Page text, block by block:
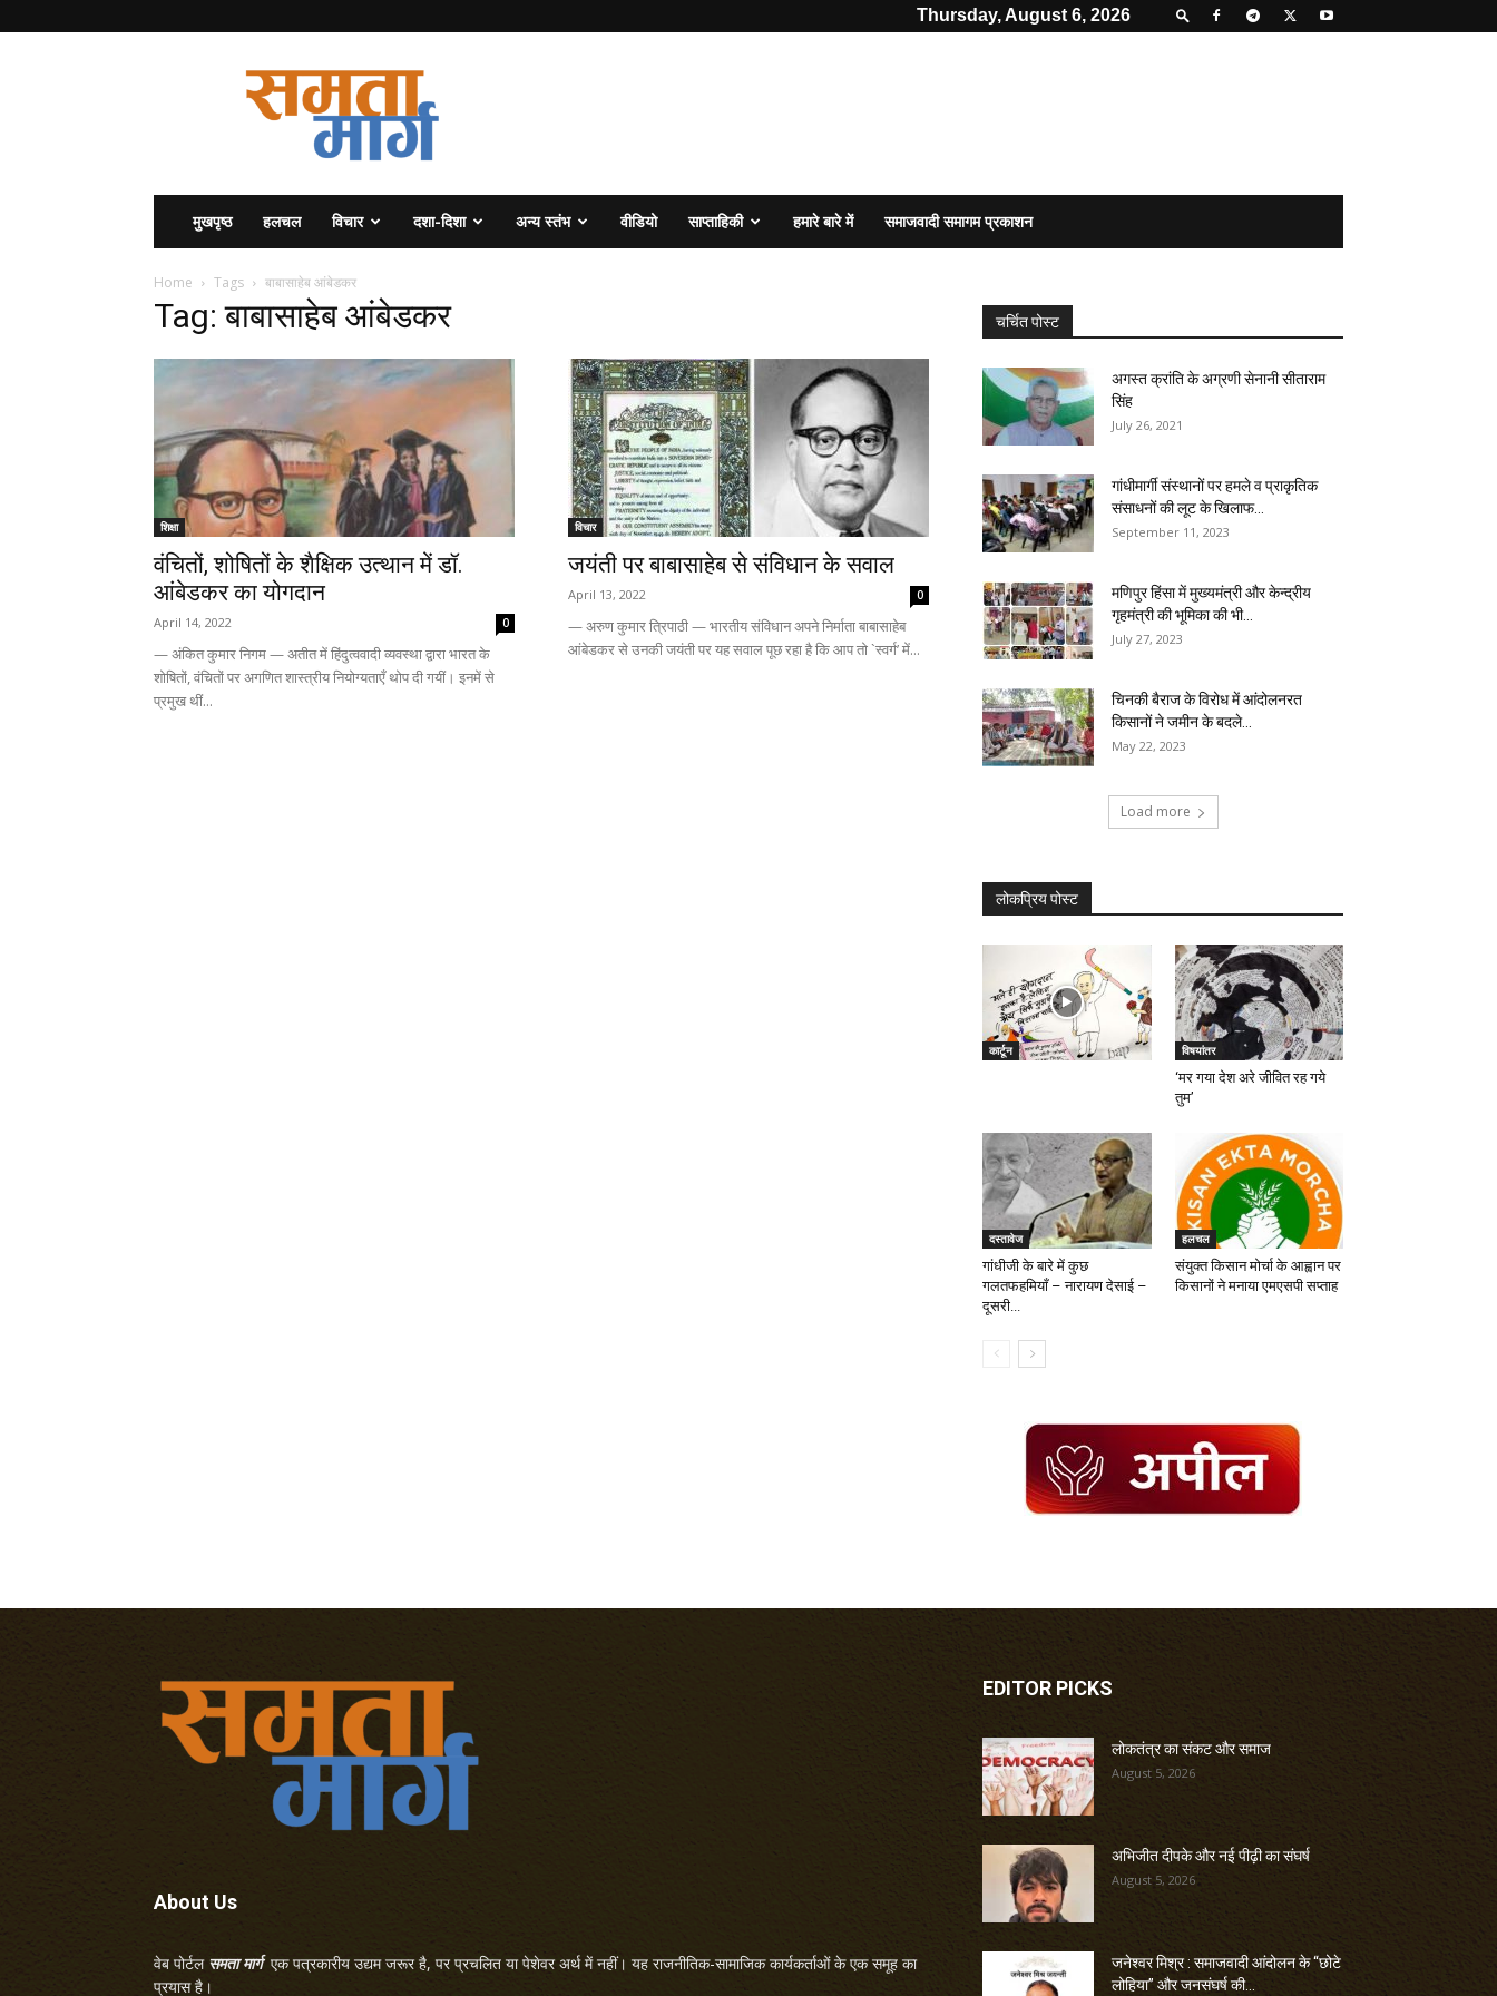
Thursday, August 6, 2026
मुखपृष्ठ हलचल विचार दशा-दिशा अन्य स्तंभ वीडियो साप्ताहिकी हमारे बारे में समाजवादी समागम प्रकाशन
Home Tags बाबासाहेब आंबेडकर
Tag: बाबासाहेब आंबेडकर
शिक्षा
वंचितों, शोषितों के शैक्षिक उत्थान में डॉ.
आंबेडकर का योगदान
April 14, 2022 0
— अंकित कुमार निगम — अतीत में हिंदुत्ववादी व्यवस्था द्वारा भारत के
शोषितों, वंचितों पर अगणित शास्त्रीय नियोग्यताएँ थोप दी गयीं। इनमें से
प्रमुख थीं...
विचार
जयंती पर बाबासाहेब से संविधान के सवाल
April 13, 2022 0
— अरुण कुमार त्रिपाठी — भारतीय संविधान अपने निर्माता बाबासाहेब
आंबेडकर से उनकी जयंती पर यह सवाल पूछ रहा है कि आप तो `स्वर्ग’ में...
चर्चित पोस्ट
अगस्त क्रांति के अग्रणी सेनानी सीताराम
सिंह
July 26, 2021
गांधीमार्गी संस्थानों पर हमले व प्राकृतिक
संसाधनों की लूट के खिलाफ...
September 11, 2023
मणिपुर हिंसा में मुख्यमंत्री और केन्द्रीय
गृहमंत्री की भूमिका की भी...
July 27, 2023
चिनकी बैराज के विरोध में आंदोलनरत
किसानों ने जमीन के बदले...
May 22, 2023
Load more
लोकप्रिय पोस्ट
कार्टून विषयांतर
‘मर गया देश अरे जीवित रह गये
तुम’
दस्तावेज
गांधीजी के बारे में कुछ
गलतफहमियाँ – नारायण देसाई –
दूसरी...
हलचल
संयुक्त किसान मोर्चा के आह्वान पर
किसानों ने मनाया एमएसपी सप्ताह
About Us
वेब पोर्टल समता मार्गएक पत्रकारीय उद्यम जरूर है, पर प्रचलित या पेशेवर अर्थ में नहीं। यह राजनीतिक-सामाजिक कार्यकर्ताओं के एक समूह का
प्रयास है।
EDITOR PICKS
लोकतंत्र का संकट और समाज
August 5, 2026
अभिजीत दीपके और नई पीढ़ी का संघर्ष
August 5, 2026
जनेश्वर मिश्र : समाजवादी आंदोलन के “छोटे
लोहिया” और जनसंघर्ष की...